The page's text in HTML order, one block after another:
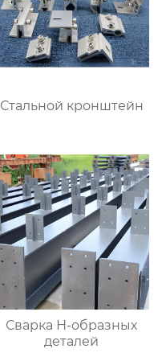
Стальной кронштейн
Сварка Н-образных
деталей